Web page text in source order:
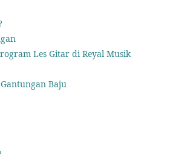
Les Gitar di Reyal Musik
Baju